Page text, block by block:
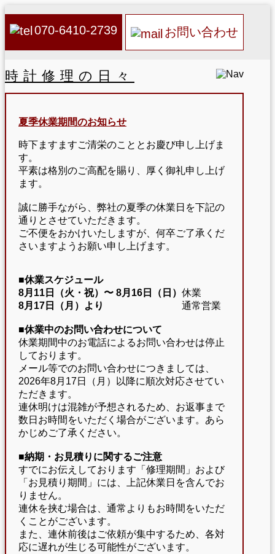
070-6410-2739 お問い合わせ
時計修理の日々
夏季休業期間のお知らせ
時下ますますご清栄のこととお慶び申し上げま
す。
平素は格別のご高配を賜り、厚く御礼申し上げ
ます。
誠に勝手ながら、弊社の夏季の休業日を下記の
通りとさせていただきます。
ご不便をおかけいたしますが、何卒ご了承くだ
さいますようお願い申し上げます。
■休業スケジュール
8月11日（火・祝）〜 8月16日（日） 休業
8月17日（月）より
通常営業
■休業中のお問い合わせについて
休業期間中のお電話によるお問い合わせは停止
しております。
メール等でのお問い合わせにつきましては、
2026年8月17日（月）以降に順次対応させてい
ただきます。
連休明けは混雑が予想されるため、お返事まで
数日お時間をいただく場合がございます。あら
かじめご了承ください。
■納期・お見積りに関するご注意
すでにお伝えしております「修理期間」および
「お見積り期間」には、上記休業日を含んでお
りません。
連休を挟む場合は、通常よりもお時間をいただ
くことがございます。
また、連休前後はご依頼が集中するため、各対
応に遅れが生じる可能性がございます。